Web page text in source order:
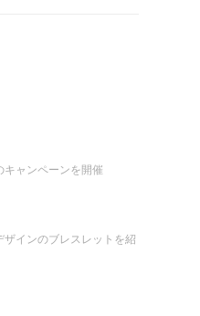
キャンペーンを開催
インのブレスレットを紹